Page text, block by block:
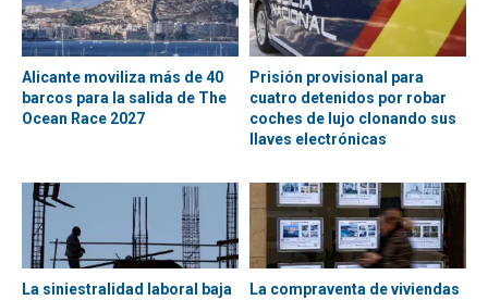
Alicante moviliza más de 40
barcos para la salida de The
Ocean Race 2027
Prisión provisional para
cuatro detenidos por robar
coches de lujo clonando sus
llaves electrónicas
La siniestralidad laboral baja
La compraventa de viviendas